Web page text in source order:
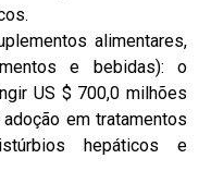
alimentares,
e bebidas): o
US $ 700,0 milhões
em tratamentos
hepáticos e